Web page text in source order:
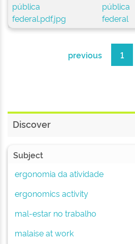
pública
federal
previous 1
Discover
Subject
ergonomia da atividade
ergonomics activity
mal-estar no trabalho
malaise at work